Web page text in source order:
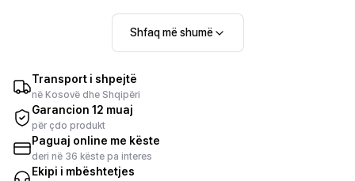
Shfaq më shumë
Transport i shpejtë
në Kosovë dhe Shqipëri
Garancion 12 muaj
për çdo produkt
Paguaj online me këste
deri në 36 këste pa interes
Ekipi i mbështetjes